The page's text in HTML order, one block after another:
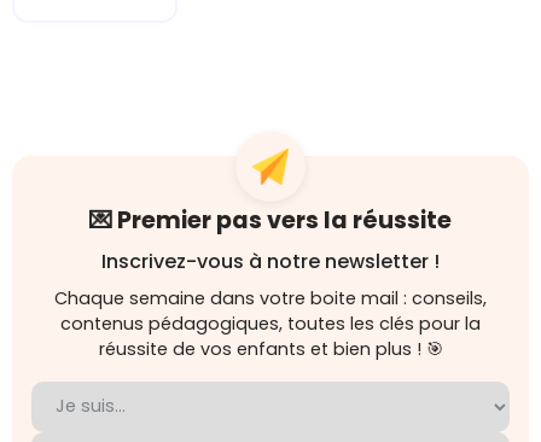
💌 Premier pas vers la réussite
Inscrivez-vous à notre newsletter !
Chaque semaine dans votre boite mail : conseils,
contenus pédagogiques, toutes les clés pour la
réussite de vos enfants et bien plus ! 🎯